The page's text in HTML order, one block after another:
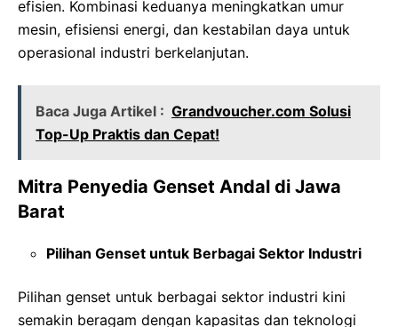
efisien. Kombinasi keduanya meningkatkan umur
mesin, efisiensi energi, dan kestabilan daya untuk
operasional industri berkelanjutan.
Baca Juga Artikel : Grandvoucher.com Solusi
Top-Up Praktis dan Cepat!
Mitra Penyedia Genset Andal di Jawa
Barat
Pilihan Genset untuk Berbagai Sektor Industri
Pilihan genset untuk berbagai sektor industri kini
semakin beragam dengan kapasitas dan teknologi